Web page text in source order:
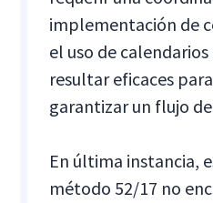
implementación de
el uso de
resultar eficaces
garantizar un flujo
En última instancia,
método 52/17 no